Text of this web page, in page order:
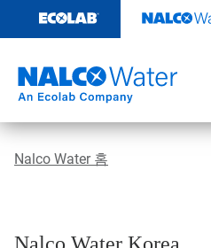
츠
기
Nalco Water 홈